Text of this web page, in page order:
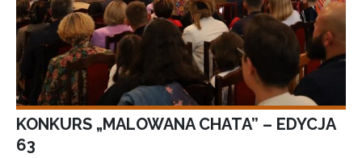
KONKURS „MALOWANA CHATA” – EDYCJA
63